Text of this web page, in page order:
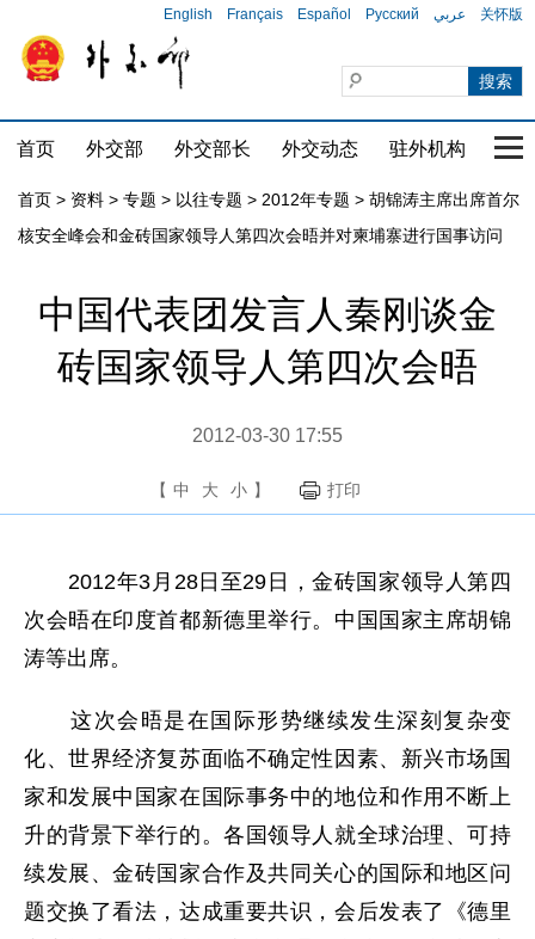
English Français Español Русский عربي 关怀版
首页 外交部 外交部长 外交动态 驻外机构 国
首页 > 资料 > 专题 > 以往专题 > 2012年专题 > 胡锦涛主席出席首尔
核安全峰会和金砖国家领导人第四次会晤并对柬埔寨进行国事访问
中国代表团发言人秦刚谈金
砖国家领导人第四次会晤
2012-03-30 17:55
【 中 大 小 】 打印
2012年3月28日至29日，金砖国家领导人第四
次会晤在印度首都新德里举行。中国国家主席胡锦
涛等出席。
这次会晤是在国际形势继续发生深刻复杂变
化、世界经济复苏面临不确定性因素、新兴市场国
家和发展中国家在国际事务中的地位和作用不断上
升的背景下举行的。各国领导人就全球治理、可持
续发展、金砖国家合作及共同关心的国际和地区问
题交换了看法，达成重要共识，会后发表了《德里